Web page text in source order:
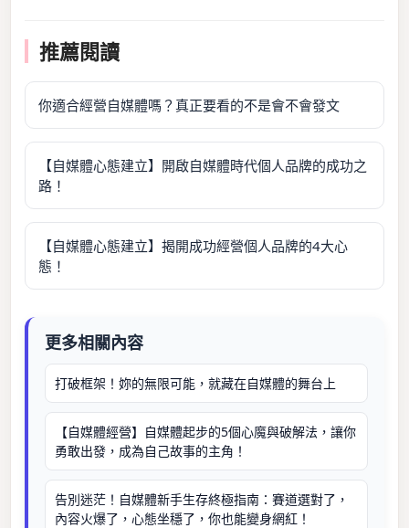
推薦閱讀
你適合經營自媒體嗎？真正要看的不是會不會發文
【自媒體心態建立】開啟自媒體時代個人品牌的成功之
路！
【自媒體心態建立】揭開成功經營個人品牌的4大心
態！
更多相關內容
打破框架！妳的無限可能，就藏在自媒體的舞台上
【自媒體經營】自媒體起步的5個心魔與破解法，讓你
勇敢出發，成為自己故事的主角！
告別迷茫！自媒體新手生存終極指南：賽道選對了，
內容火爆了，心態坐穩了，你也能變身網紅！